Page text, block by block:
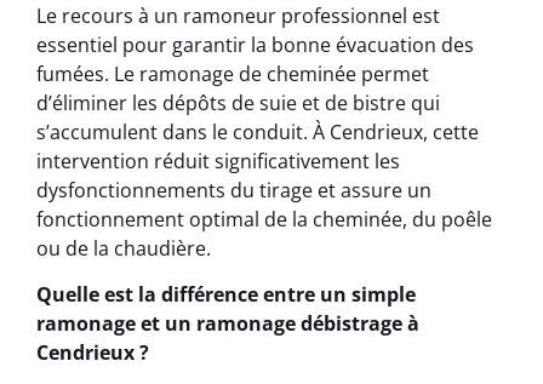
Le recours à un ramoneur professionnel est
essentiel pour garantir la bonne évacuation des
fumées. Le ramonage de cheminée permet
d’éliminer les dépôts de suie et de bistre qui
s’accumulent dans le conduit. À Cendrieux, cette
intervention réduit significativement les
dysfonctionnements du tirage et assure un
fonctionnement optimal de la cheminée, du poêle
ou de la chaudière.
Quelle est la différence entre un simple
ramonage et un ramonage débistrage à
Cendrieux ?